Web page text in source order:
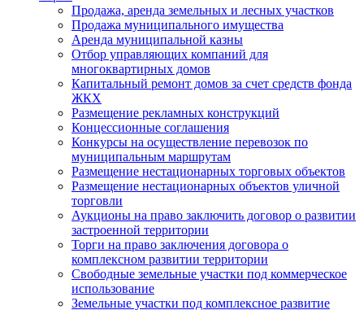
Продажа, аренда земельных и лесных участков
Продажа муниципального имущества
Аренда муниципальной казны
Отбор управляющих компаний для
многоквартирных домов
Капитальный ремонт домов за счет средств фонда
ЖКХ
Размещение рекламных конструкций
Концессионные соглашения
Конкурсы на осуществление перевозок по
муниципальным маршрутам
Размещение нестационарных торговых объектов
Размещение нестационарных объектов уличной
торговли
Аукционы на право заключить договор о развитии
застроенной территории
Торги на право заключения договора о
комплексном развитии территории
Свободные земельные участки под коммерческое
использование
Земельные участки под комплексное развитие